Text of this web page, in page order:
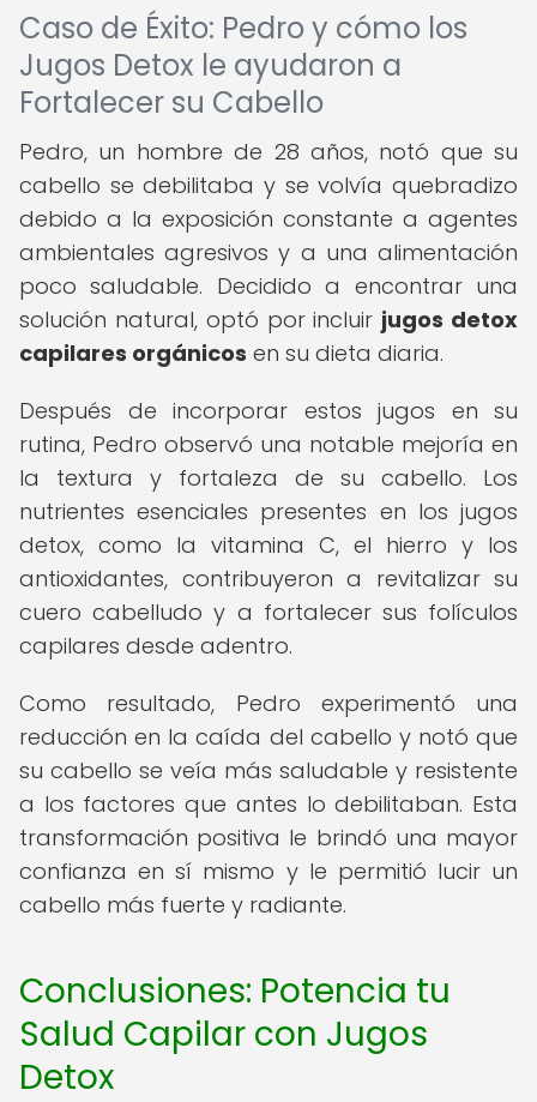
Caso de Éxito: Pedro y cómo los
Jugos Detox le ayudaron a
Fortalecer su Cabello
Pedro, un hombre de 28 años, notó que su
cabello se debilitaba y se volvía quebradizo
debido a la exposición constante a agentes
ambientales agresivos y a una alimentación
poco saludable. Decidido a encontrar una
solución natural, optó por incluir jugos detox
capilares orgánicos en su dieta diaria.
Después de incorporar estos jugos en su
rutina, Pedro observó una notable mejoría en
la textura y fortaleza de su cabello. Los
nutrientes esenciales presentes en los jugos
detox, como la vitamina C, el hierro y los
antioxidantes, contribuyeron a revitalizar su
cuero cabelludo y a fortalecer sus folículos
capilares desde adentro.
Como resultado, Pedro experimentó una
reducción en la caída del cabello y notó que
su cabello se veía más saludable y resistente
a los factores que antes lo debilitaban. Esta
transformación positiva le brindó una mayor
confianza en sí mismo y le permitió lucir un
cabello más fuerte y radiante.
Conclusiones: Potencia tu
Salud Capilar con Jugos
Detox